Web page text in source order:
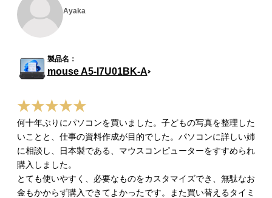
Ayaka
mouse A5-I7U01BK-A
何十年ぶりにパソコンを買いました。子どもの写真を整理した
いことと、仕事の資料作成が目的でした。パソコンに詳しい姉
に相談し、日本製である、マウスコンピューターをすすめられ
購入しました。
とても使いやすく、必要なものをカスタマイズでき、無駄なお
金もかからず購入できてよかったです。また買い替えるタイミ